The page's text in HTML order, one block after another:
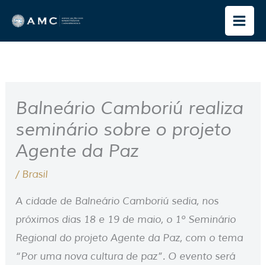
para
o
Balneário Camboriú realiza
seminário sobre o projeto
Agente da Paz
/ Brasil
A cidade de Balneário Camboriú sedia, nos
próximos dias 18 e 19 de maio, o 1º Seminário
Regional do projeto Agente da Paz, com o tema
“Por uma nova cultura de paz”. O evento será